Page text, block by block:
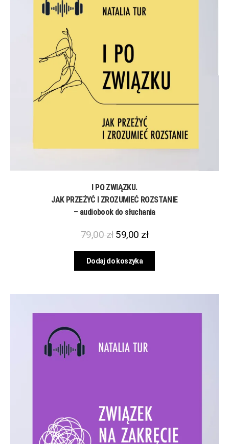
I PO ZWIĄZKU.
JAK PRZEŻYĆ I ZROZUMIEĆ ROZSTANIE
– audiobook do słuchania
79,00zł 59,00 zł
Dodaj do koszyka